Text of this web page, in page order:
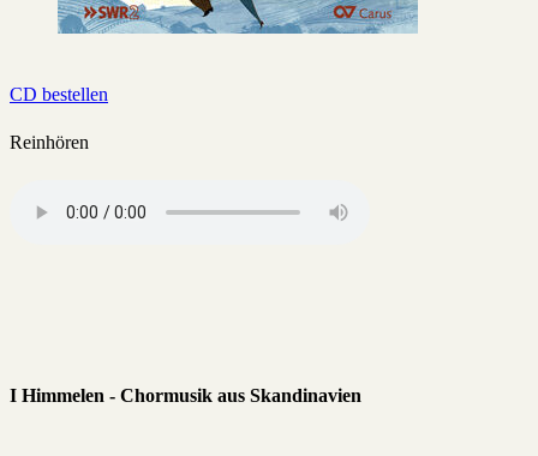
CD bestellen
Reinhören
I Himmelen - Chormusik aus Skandinavien